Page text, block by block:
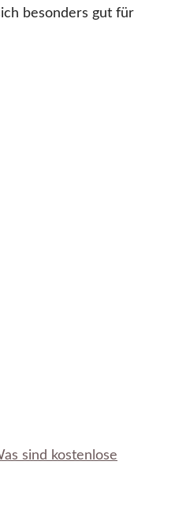
besonders gut für
sind kostenlose